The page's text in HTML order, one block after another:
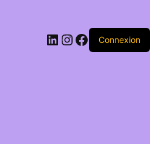
LinkedIn
Instagram
Facebook
Connexion